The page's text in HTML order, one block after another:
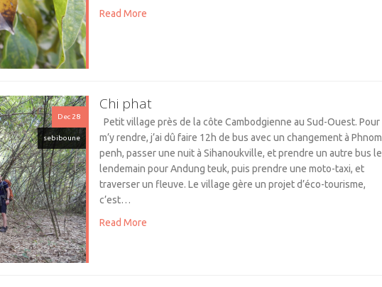
Read More
Dec 28
sebiboune
Chi phat
Petit village près de la côte Cambodgienne au Sud-Ouest. Pour
m’y rendre, j’ai dû faire 12h de bus avec un changement à Phnom
penh, passer une nuit à Sihanoukville, et prendre un autre bus le
lendemain pour Andung teuk, puis prendre une moto-taxi, et
traverser un fleuve. Le village gère un projet d’éco-tourisme,
c’est…
Read More